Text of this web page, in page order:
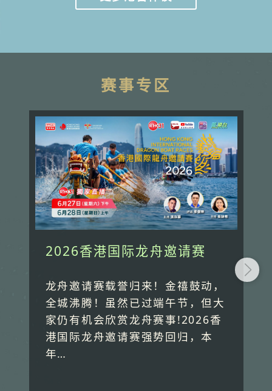
赛事专区
2026香港国际龙舟邀请赛
龙舟邀请赛载誉归来！金禧鼓动，
全城沸腾！虽然已过端午节，但大
家仍有机会欣赏龙舟赛事!2026香
港国际龙舟邀请赛强势回归，本
年…